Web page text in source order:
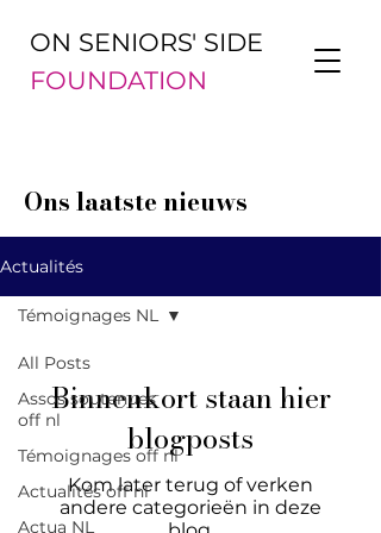
ON SENIORS' SIDE
FOUNDATION
Ons laatste nieuws
Actualités
All Posts
Assos soutenues
off nl
Témoignages off nl
Actualités off nl
Actua NL
Témoignages NL
Binnenkort staan hier
blogposts
Kom later terug of verken
andere categorieën in deze